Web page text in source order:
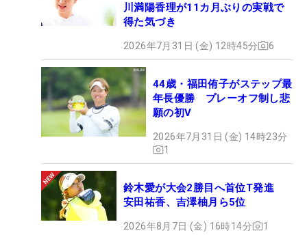
川満陽香理が11カ月ぶりの実戦で
得た気づき
2026年7月31日 (金) 12時45分 6
44歳・福田侑子がステップ最
年長優勝 プレーオフ制し悲
願の初V
2026年7月31日 (金) 14時23分
1
鈴木愛が大会2勝目へ首位T発進
安田祐香、吉澤柚月ら5位
2026年8月7日 (金) 16時14分 1